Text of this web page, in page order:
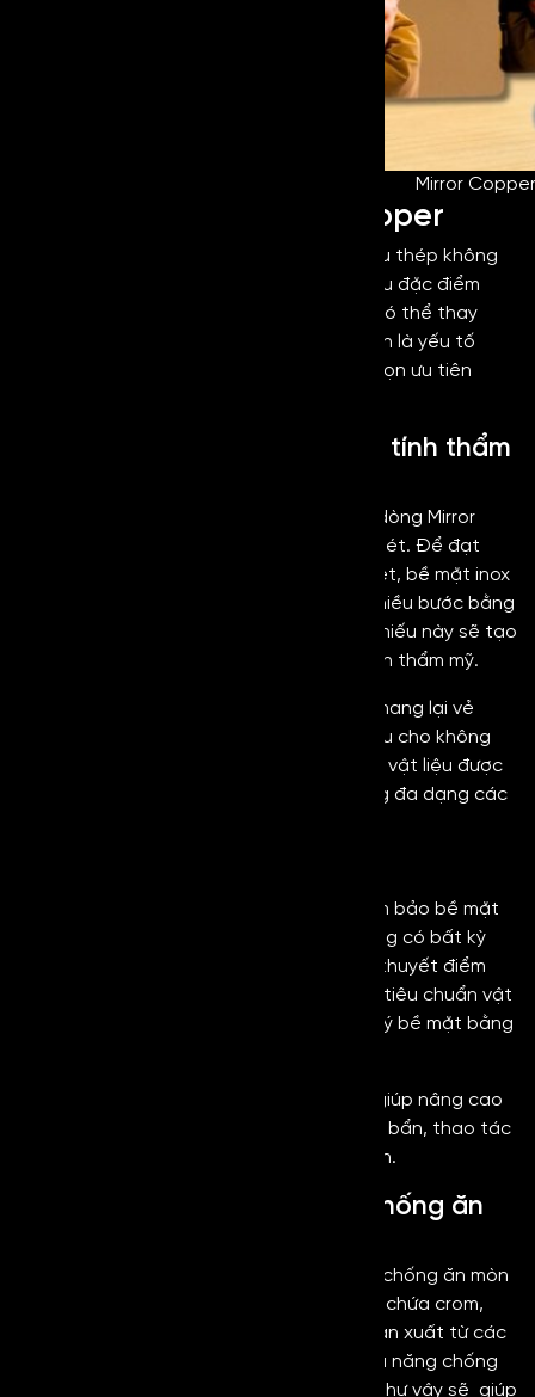
Mirror
Đặc điểm của Mirror Copper
Với bề mặt được xử lý tinh xảo và chất liệu thép không
gỉ chất lượng cao, vật liệu mang đến nhiều đặc điểm
vượt trội mà các dòng vật liệu khác khó có thể thay
thế. Những đặc tính nổi bật dưới đây chính là yếu tố
giúp inox gương đồng đỏ trở thành lựa chọn ưu tiên
Độ phản chiếu cao nâng cao tính thẩm
Đặc điểm đầu tiên cần nhắc đến đối với dòng Mirror
Copper chính là khả năng phản chiếu rõ nét. Để đạt
được độ bóng, khả năng phản chiếu rõ nét, bề mặt inox
cần được trải qua quá trình đánh bóng nhiều bước bằng
máy móc, công nghệ hiện đại. Độ phản chiếu này sẽ tạo
hiệu ứng mở rộng không quan và tăng tính thẩm mỹ.
Khi sử dụng inox gương đồng đỏ sẽ giúp mang lại vẻ
ngoài hiện đại, sang trọng và có chiều sâu cho không
gian. Đây chính là yếu tố quan trọng giúp vật liệu được
ưa chuộng và được sử dụng rộng rãi trong đa dạng các
Một tấm Mirror Copper chất lượng sẽ đảm bảo bề mặt
được đánh bóng nhẵn mịn hoàn hảo không có bất kỳ
vết lồi lõm hay vết xước cũng như những khuyết điểm
nào. Để đạt được bề mặt nhẵn mịn đúng tiêu chuẩn vật
liệu cần được trải qua các công đoạn xử lý bề mặt bằng
Đặc điểm này của inox gương không chỉ giúp nâng cao
giá trị thẩm mỹ mà còn giúp hạn chế bám bẩn, thao tác
vệ sinh, bảo dưỡng dễ dàng, đơn giản hơn.
Mirror Copper có khả năng chống ăn
Thép không gỉ thông thường có đặc tính chống ăn mòn
hiệu quả nhờ vào thành phần cấu tạo có chứa crom,
niken. Đối với inox gương vàng sẽ được sản xuất từ các
mác thép không gỉ như 304, 316 sẽ có khả năng chống
ăn mòn, chống oxy hóa tốt. Với đặc tính như vậy sẽ giúp